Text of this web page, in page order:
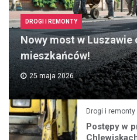
DROGI I REMONTY
Nowy most w
mieszkańców!
25 maja 2026
Drogi i remonty
Postępy w